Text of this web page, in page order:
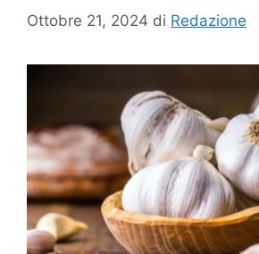
Ottobre 21, 2024 di Redazione